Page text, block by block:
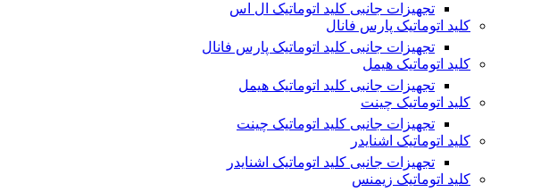
تجهیزات جانبی کلید اتوماتیک ال اس
کلید اتوماتیک پارس فانال
تجهیزات جانبی کلید اتوماتیک پارس فانال
کلید اتوماتیک هیمل
تجهیزات جانبی کلید اتوماتیک هیمل
کلید اتوماتیک چینت
تجهیزات جانبی کلید اتوماتیک چینت
کلید اتوماتیک اشنایدر
تجهیزات جانبی کلید اتوماتیک اشنایدر
کلید اتوماتیک زیمنس